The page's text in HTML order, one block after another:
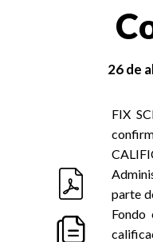
26 de
FIX
parte